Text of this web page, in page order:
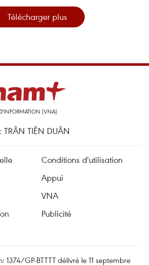
Télécharger plus
(VNA)
TIÊN DUÂN
Conditions d'utilisation
Appui
VNA
Publicité
1374/GP-BTTTT délivré le 11 septembre